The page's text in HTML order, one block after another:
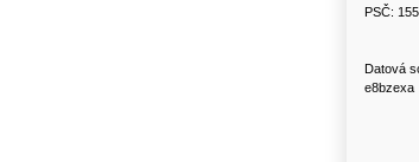
PSČ:
Datová
e8bzexa